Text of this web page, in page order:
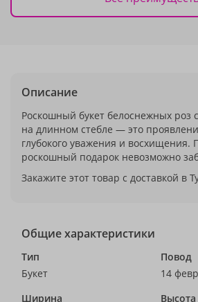
Описание
Роскошный букет белоснежных роз
на длинном стебле — это
глубокого уважения и восхищения.
роскошный подарок невозможно
Закажите этот товар с доставкой в
Общие характеристики
Тип
Букет
Повод
14
Ширина
Высота